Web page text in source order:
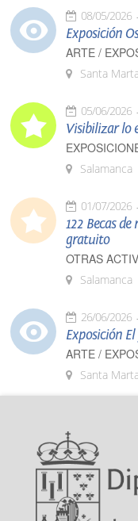
08/05/2026
Exposición
ARTE /
Santa
05/06/2026
Visibilizar lo
Salamanca
01/07/2026
122 Becas
gratuito
OTRAS
Salamanca
26/06/2026
Exposición
ARTE /
Santa